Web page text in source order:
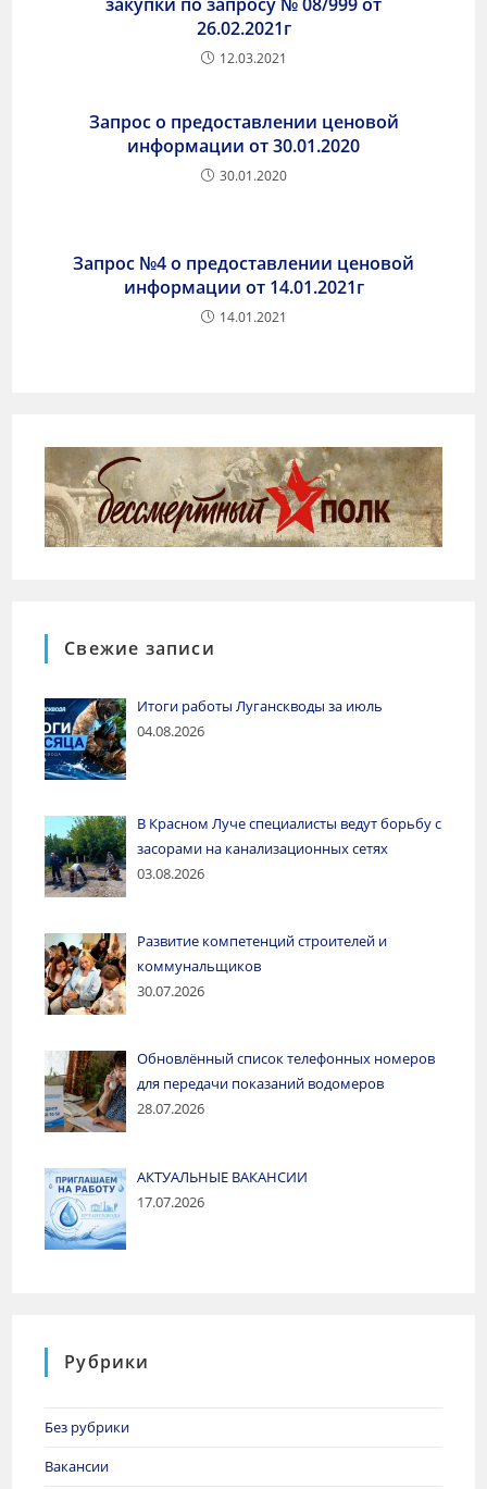
26.02.2021г
12.03.2021
Запрос о предоставлении ценовой
информации от 30.01.2020
30.01.2020
Запрос №4 о предоставлении ценовой
информации от 14.01.2021г
14.01.2021
Свежие записи
Итоги работы Луганскводы за июль
04.08.2026
В Красном Луче специалисты ведут борьбу с
засорами на канализационных сетях
03.08.2026
Развитие компетенций строителей и
коммунальщиков
30.07.2026
Обновлённый список телефонных номеров
для передачи показаний водомеров
28.07.2026
АКТУАЛЬНЫЕ ВАКАНСИИ
17.07.2026
Рубрики
Без рубрики
Вакансии